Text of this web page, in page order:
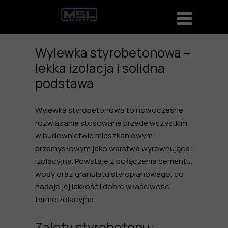
Wylewka styrobetonowa –
lekka izolacja i solidna
podstawa
Wylewka styrobetonowa to nowoczesne
rozwiązanie stosowane przede wszystkim
w budownictwie mieszkaniowym i
przemysłowym jako warstwa wyrównująca i
izolacyjna. Powstaje z połączenia cementu,
wody oraz granulatu styropianowego, co
nadaje jej lekkość i dobre właściwości
termoizolacyjne.